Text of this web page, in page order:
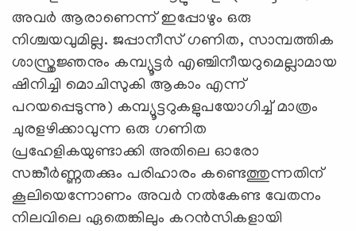
അവർ ആരാണെന്ന് ഇപ്പോഴും ഒരു
നിശ്ചയവുമില്ല. ജപ്പാനീസ് ഗണിത, സാമ്പത്തിക
ശാസ്ത്രജ്ഞനും കമ്പ്യൂട്ടര്‍ എഞ്ചിനീയറുമെല്ലാമായ
ഷിനിച്ചി മൊചിസുകി ആകാം എന്ന്
പറയപ്പെടുന്നു) കമ്പ്യൂട്ടറുകളുപയോഗിച്ച് മാത്രം
ചുരളഴിക്കാവുന്ന ഒരു ഗണിത
പ്രഹേളികയുണ്ടാക്കി അതിലെ ഓരോ
സങ്കീർണ്ണതക്കും പരിഹാരം കണ്ടെത്തുന്നതിന്
കൂലിയെന്നോണം അവർ നൽകേണ്ട വേതനം
നിലവിലെ ഏതെങ്കിലും കറൻസികളായി